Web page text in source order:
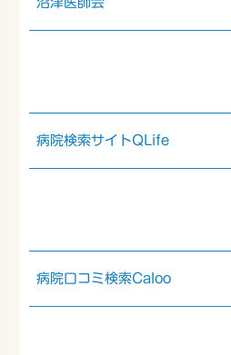
病院検索サイトQLife
病院口コミ検索Caloo